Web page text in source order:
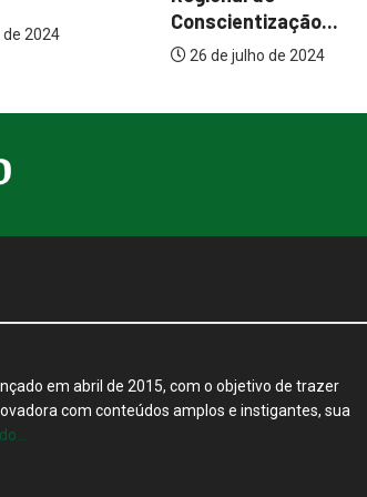
8 de julho de 2023
em abril de 2015, com o objetivo de trazer
com conteúdos amplos e instigantes, sua